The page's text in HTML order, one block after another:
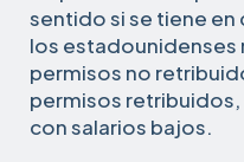
sentido si se tiene en
los estadounidenses
permisos no
permisos
con salarios bajos.